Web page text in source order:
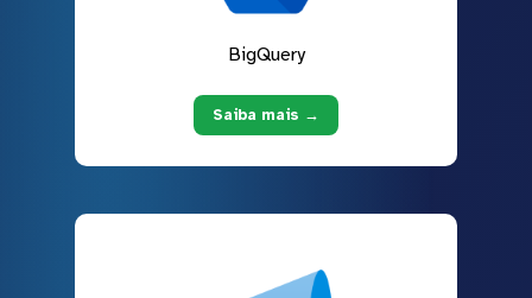
BigQuery
Saiba mais →